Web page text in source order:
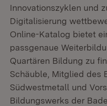
Innovationszyklen und
Digitalisierung
Online-Katalog bietet
passgenaue
Quartären Bildung zu
Schäuble, Mitglied des
Südwestmetall und
Bildungswerks der